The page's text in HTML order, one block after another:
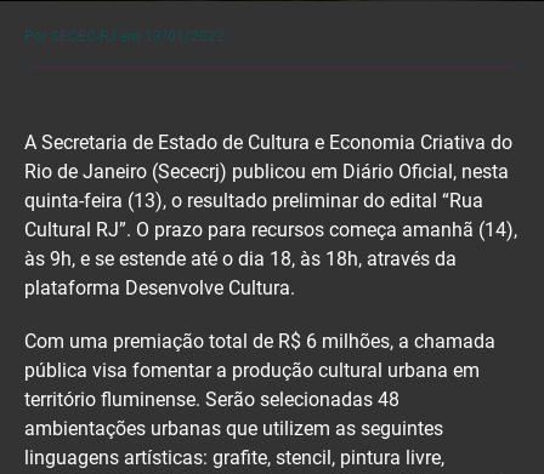
Por SECEC-RJ em 13/01/2022
A Secretaria de Estado de Cultura e Economia Criativa do
Rio de Janeiro (Sececrj) publicou em Diário Oficial, nesta
quinta-feira (13), o resultado preliminar do edital “Rua
Cultural RJ”. O prazo para recursos começa amanhã (14),
às 9h, e se estende até o dia 18, às 18h, através da
plataforma Desenvolve Cultura.
Com uma premiação total de R$ 6 milhões, a chamada
pública visa fomentar a produção cultural urbana em
território fluminense. Serão selecionadas 48
ambientações urbanas que utilizem as seguintes
linguagens artísticas: grafite, stencil, pintura livre,